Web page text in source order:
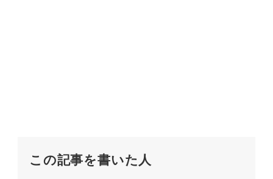
この記事を書いた人